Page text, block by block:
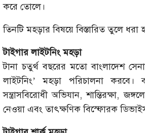
করে তোলে।
তিনটি মহড়ার বিষয়ে বিস্তারিত তুলে ধরা
টাইগার লাইটনিং মহড়া
টানা চতুর্থ বছরের মতো বাংলাদেশ
লাইটনিং’ মহড়া পরিচালনা করবে।
সন্ত্রাসবিরোধী অভিযান, শান্তিরক্ষা,
নেওয়া এবং তাৎক্ষণিক বিস্ফোরক